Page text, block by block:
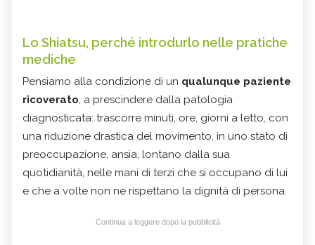
Lo Shiatsu, perché introdurlo nelle pratiche
mediche
Pensiamo alla condizione di un qualunque paziente
ricoverato, a prescindere dalla patologia
diagnosticata: trascorre minuti, ore, giorni a letto, con
una riduzione drastica del movimento, in uno stato di
preoccupazione, ansia, lontano dalla sua
quotidianità, nelle mani di terzi che si occupano di lui
e che a volte non ne rispettano la dignità di persona.
Continua a leggere dopo la pubblicità